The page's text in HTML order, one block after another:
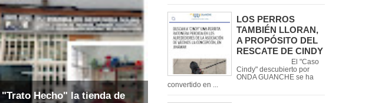
"Trato Hecho" la tienda de
LOS PERROS
TAMBIÉN LLORAN,
A PROPÓSITO DEL
RESCATE DE CINDY
El "Caso
Cindy" descubierto por
ONDA GUANCHE se ha
convertido en ...